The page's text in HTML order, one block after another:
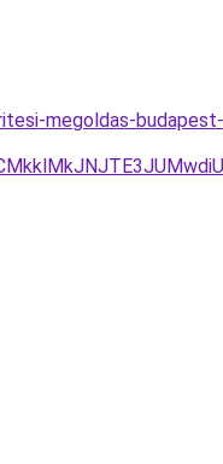
megoldas-